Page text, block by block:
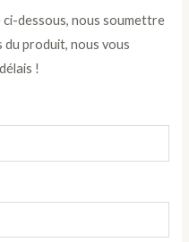
dessous, nous soumettre
du produit, nous vous
!